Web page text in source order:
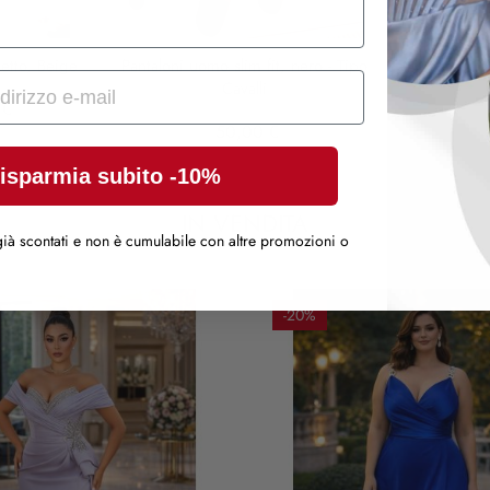
Beige
Pantaloni uomo slim fit, nero - Tipo
50,00 €
Grigio
Abito
-20%
subito -10%
scontati e non è cumulabile con altre promozioni o